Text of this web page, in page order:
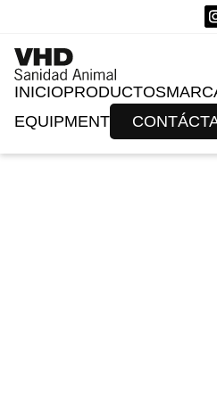
INICIOPRODUCTOS
EQUIPMENT